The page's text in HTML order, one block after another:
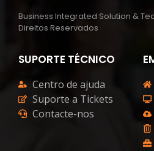
Business Integrated Solution &
Direitos Reservados
SUPORTE TÉCNICO
Centro de ajuda
Suporte a Tickets
Contacte-nos